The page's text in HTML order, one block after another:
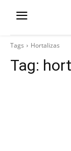
Tags Hortalizas
Tag: